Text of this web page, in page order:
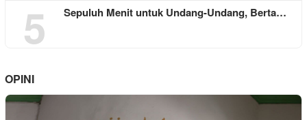
5 Sepuluh Menit untuk Undang-Undang, Berta…
OPINI